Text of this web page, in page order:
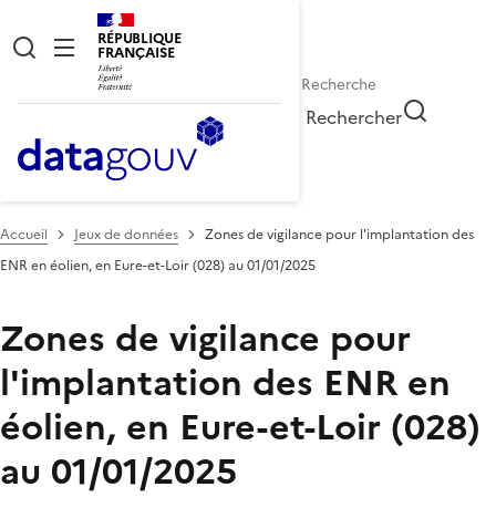
RÉPUBLIQUE
FRANÇAISE
Rechercher
Accueil Jeux de données
Zones de vigilance pour l'implantation des
ENR en éolien, en Eure-et-Loir (028) au 01/01/2025
Zones de vigilance pour
l'implantation des ENR en
éolien, en Eure-et-Loir (028)
au 01/01/2025